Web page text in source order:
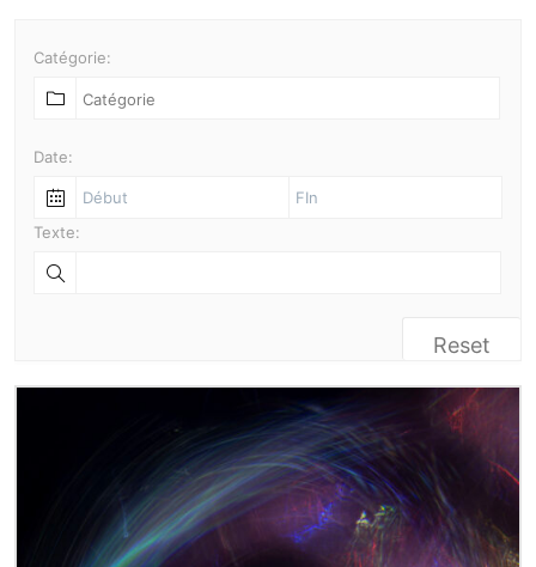
Catégorie:
Date:
Texte:
Reset